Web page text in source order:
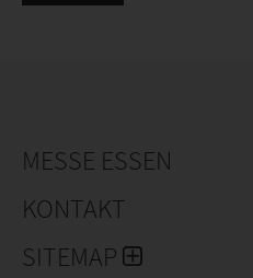
Familienunternehmen vom
Propfe gegründet und ist
Gruppe. Im Laufe der Jahre
Unternehmen auf
MESSE ESSEN
KONTAKT
SITEMAP